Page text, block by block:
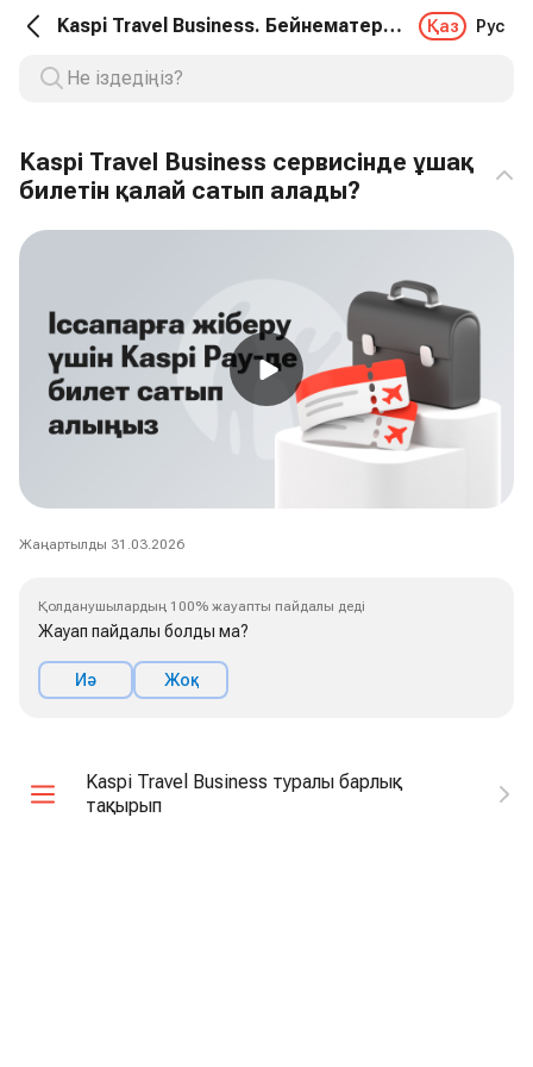
Kaspi Travel Business. Бейнематериал Қаз Рус
Kaspi Travel Business сервисінде ұшақ
билетін қалай сатып алады?
Жаңартылды 31.03.2026
Қолданушылардың 100% жауапты пайдалы деді
Жауап пайдалы болды ма?
Иә Жоқ
Kaspi Travel Business туралы барлық
тақырып